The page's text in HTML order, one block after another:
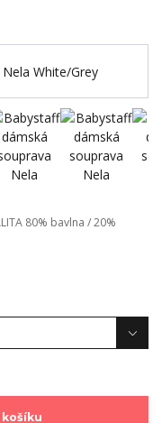
80% bavlna / 20%